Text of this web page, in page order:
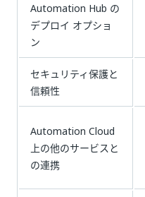
Automation Hub の
デプロイ オプショ
ン
セキュリティ保護と
信頼性
Automation Cloud
上の他のサービスと
の連携